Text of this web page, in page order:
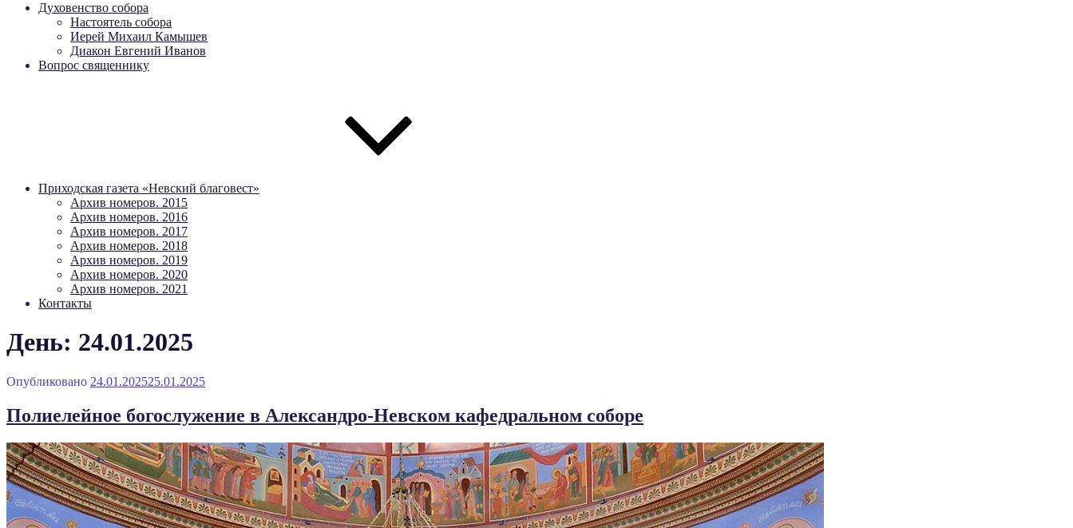
Духовенство собора
Настоятель собора
Иерей Михаил Камышев
Диакон Евгений Иванов
Вопрос священнику
Приходская газета «Невский благовест»
Архив номеров. 2015
Архив номеров. 2016
Архив номеров. 2017
Архив номеров. 2018
Архив номеров. 2019
Архив номеров. 2020
Архив номеров. 2021
Контакты
День: 24.01.2025
Опубликовано 24.01.202525.01.2025
Полиелейное богослужение в Александро-Невском кафедральном соборе